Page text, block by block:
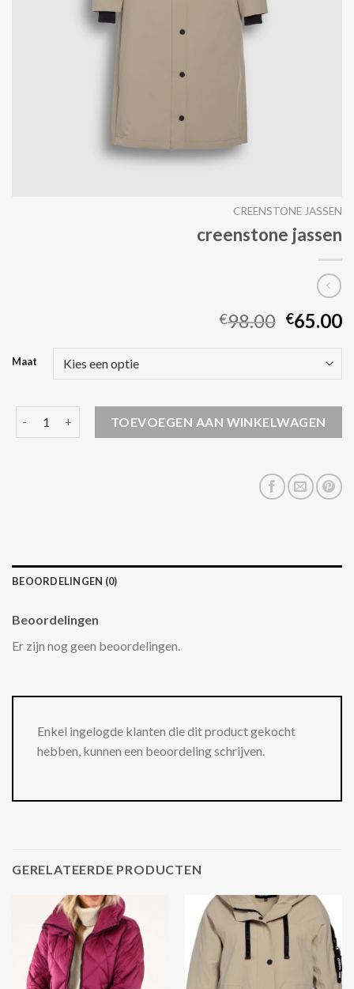
CREENSTONE JASSEN
creenstone jassen
€98.00 €65.00
Maat
TOEVOEGEN AAN WINKELWAGEN
BEOORDELINGEN (0)
Beoordelingen
Er zijn nog geen beoordelingen.
Enkel ingelogde klanten die dit product gekocht
hebben, kunnen een beoordeling schrijven.
GERELATEERDE PRODUCTEN